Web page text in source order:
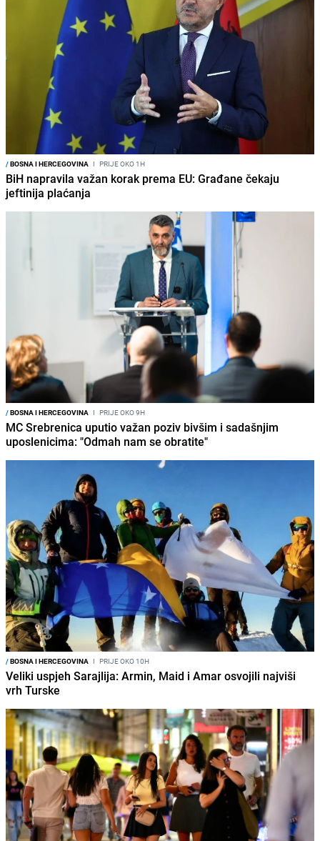
/BOSNA I HERCEGOVINA I PRIJE OKO 1H
BiH napravila važan korak prema EU: Građane čekaju
jeftinija plaćanja
/BOSNA I HERCEGOVINA I PRIJE OKO 9H
MC Srebrenica uputio važan poziv bivšim i sadašnjim
uposlenicima: "Odmah nam se obratite"
/BOSNA I HERCEGOVINA I PRIJE OKO 10H
Veliki uspjeh Sarajlija: Armin, Maid i Amar osvojili najviši
vrh Turske